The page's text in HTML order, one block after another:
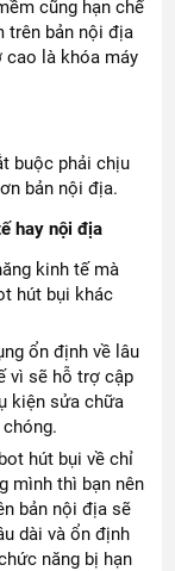
cũng hạn chế
trên bản nội địa
cao là khóa máy
buộc phải chịu
bản nội địa.
hay nội địa
kinh tế mà
hút bụi khác
ổn định về lâu
vì sẽ hỗ trợ cập
kiện sửa chữa
hút bụi về chỉ
mình thì bạn nên
bản nội địa sẽ
dài và ổn định
năng bị hạn